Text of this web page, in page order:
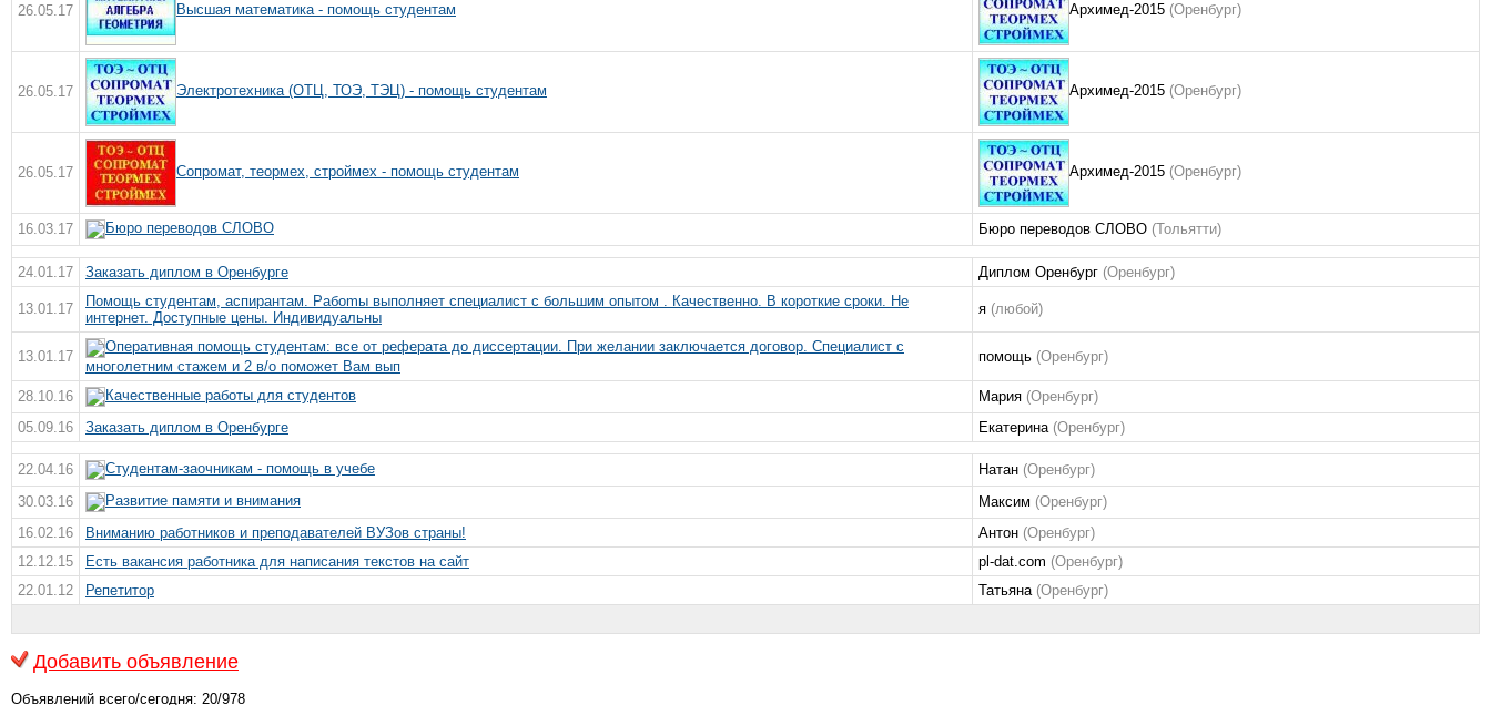
26.05.17 Высшая математика - помощь студентам Архимед-2015 (Оренбург)
26.05.17 Электротехника (ОТЦ, ТОЭ, ТЭЦ) - помощь студентам Архимед-2015 (Оренбург)
26.05.17 Сопромат, теормех, строймех - помощь студентам Архимед-2015 (Оренбург)
16.03.17 Бюро переводов СЛОВО Бюро переводов СЛОВО (Тольятти)
24.01.17 Заказать диплом в Оренбурге Диплом Оренбург (Оренбург)
13.01.17
Помощь студентам, аспирантам. Paбomы выполняет специалист с большим опытом . Качественно. В короткие сроки. Не
интернет. Доступные цены. Индивидуальны
я (любой)
13.01.17
Оперативная помощь студентам: все от реферата до диссертации. При желании заключается договор. Специалист с
многолетним стажем и 2 в/о поможет Вам вып
помощь (Оренбург)
28.10.16 Качественные работы для студентов Мария (Оренбург)
05.09.16
Заказать диплом в Оренбурге Екатерина (Оренбург)
22.04.16 Студентам-заочникам - помощь в учебе Натан (Оренбург)
30.03.16
Развитие памяти и внимания Максим (Оренбург)
16.02.16
Вниманию работников и преподавателей ВУЗов страны! Антон (Оренбург)
12.12.15
Есть вакансия работника для написания текстов на сайт pl-dat.com (Оренбург)
22.01.12
Репетитор Татьяна (Оренбург)
Добавить объявление
Объявлений всего/сегодня: 20/978